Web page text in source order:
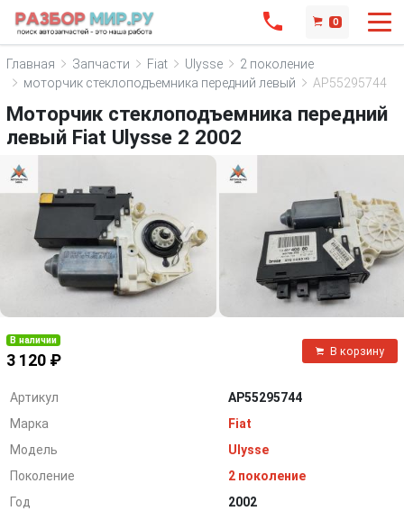
0
Главная Запчасти Fiat Ulysse
2 поколение
моторчик стеклоподъемника передний левый
AP55295744
Моторчик стеклоподъемника передний
левый Fiat Ulysse 2 2002
В наличии
3 120 ₽
В корзину
Артикул
AP55295744
Марка
Fiat
Модель
Ulysse
Поколение
2 поколение
Год
2002